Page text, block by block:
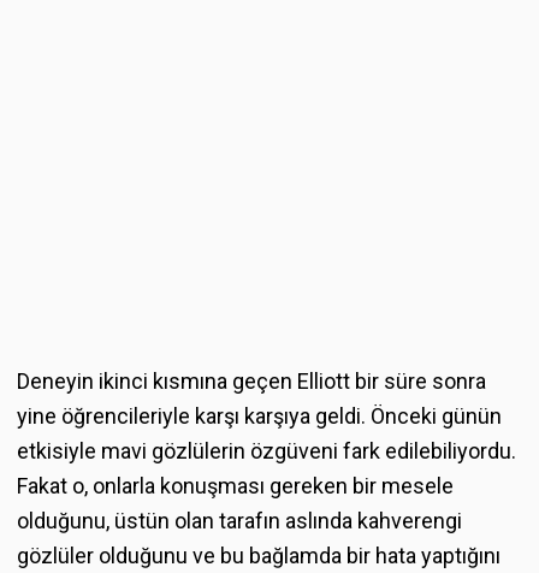
Deneyin ikinci kısmına geçen Elliott bir süre sonra
yine öğrencileriyle karşı karşıya geldi. Önceki günün
etkisiyle mavi gözlülerin özgüveni fark edilebiliyordu.
Fakat o, onlarla konuşması gereken bir mesele
olduğunu, üstün olan tarafın aslında kahverengi
gözlüler olduğunu ve bu bağlamda bir hata yaptığını